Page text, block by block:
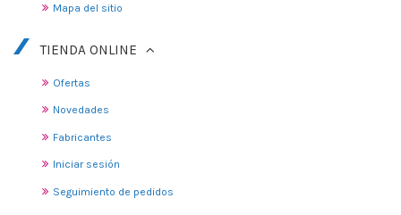
Mapa del sitio
TIENDA ONLINE
Ofertas
Novedades
Fabricantes
Iniciar sesión
Seguimiento de pedidos